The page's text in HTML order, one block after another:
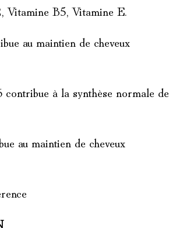
Vitamine B5, Vitamine E.
au maintien de cheveux
à la synthèse normale de
au maintien de cheveux